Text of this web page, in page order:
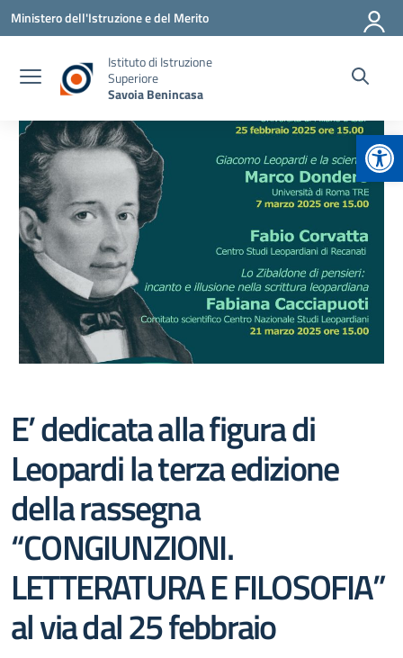
Vai ai contenuti
Vai al menu di navigazione
Vai al footer
Ministero dell'Istruzione e del Merito
Istituto di Istruzione
Superiore
Savoia Benincasa
E’ dedicata alla figura di
Leopardi la terza edizione
della rassegna
“CONGIUNZIONI.
LETTERATURA E FILOSOFIA”
al via dal 25 febbraio